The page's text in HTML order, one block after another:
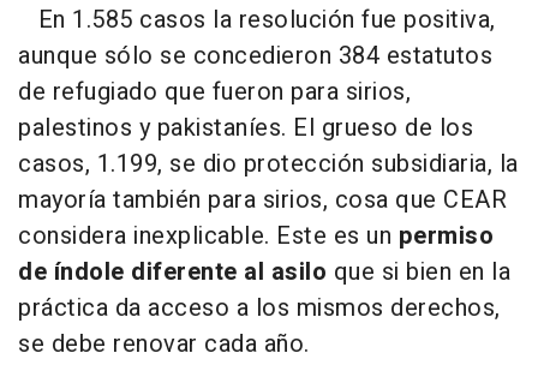
En 1.585 casos la resolución fue positiva,
aunque sólo se concedieron 384 estatutos
de refugiado que fueron para sirios,
palestinos y pakistaníes. El grueso de los
casos, 1.199, se dio protección subsidiaria, la
mayoría también para sirios, cosa que CEAR
considera inexplicable. Este es un permiso
de índole diferente al asilo que si bien en la
práctica da acceso a los mismos derechos,
se debe renovar cada año.